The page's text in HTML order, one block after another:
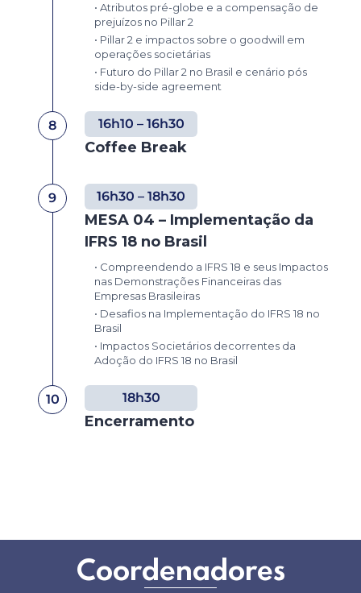
• Atributos pré-globe e a compensação de
prejuízos no Pillar 2
• Pillar 2 e impactos sobre o goodwill em
operações societárias
• Futuro do Pillar 2 no Brasil e cenário pós
side-by-side agreement
8 16h10 – 16h30
Coffee Break
9 16h30 – 18h30
MESA 04 – Implementação da
IFRS 18 no Brasil
• Compreendendo a IFRS 18 e seus Impactos
nas Demonstrações Financeiras das
Empresas Brasileiras
• Desafios na Implementação do IFRS 18 no
Brasil
• Impactos Societários decorrentes da
Adoção do IFRS 18 no Brasil
10 18h30
Encerramento
Coordenadores